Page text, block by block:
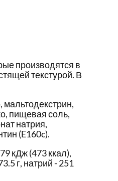
производятся в
текстурой. В
мальтодекстрин,
пищевая соль,
натрия,
(E160c).
кДж (473 ккал),
г, натрий - 251